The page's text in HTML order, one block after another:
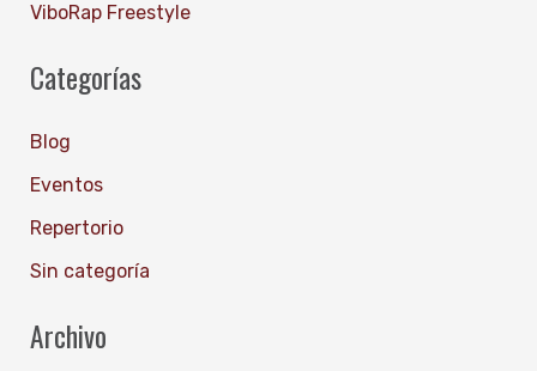
r
ViboRap Freestyle
Categorías
Blog
Eventos
Repertorio
Sin categoría
Archivo